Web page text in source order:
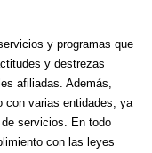
y programas que
y destrezas
afiliadas. Además,
con varias entidades, ya
servicios. En todo
con las leyes